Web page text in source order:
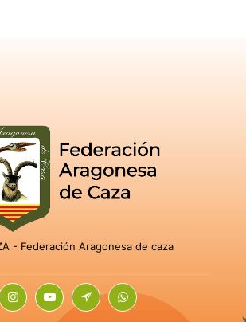
- Federación Aragonesa de caza